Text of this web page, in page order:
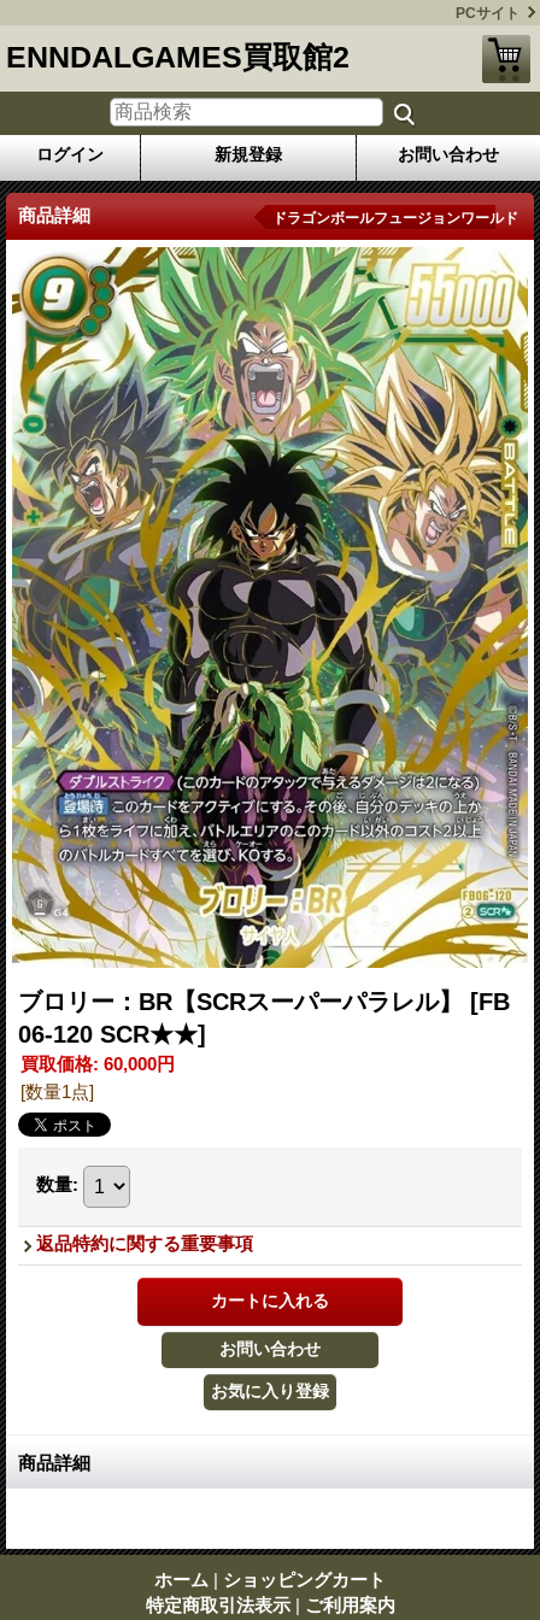
PCサイト
ENNDALGAMES買取館2
ログイン 新規登録 お問い合わせ
商品詳細 ドラゴンボールフュージョンワールド
ブロリー：BR【SCRスーパーパラレル】
[FB
06-120 SCR★★]
買取価格: 60,000円
[数量1点]
数量:
返品特約に関する重要事項
商品詳細
ホーム | ショッピングカート
特定商取引法表示 | ご利用案内